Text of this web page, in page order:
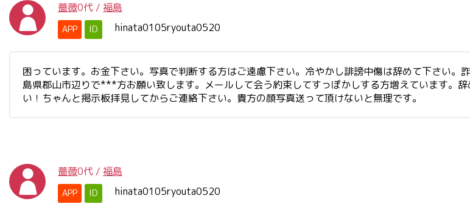
薔薇0代 / 福島
APP ID hinata0105ryouta0520
困っています。お金下さい。写真で判断する方はご遠慮下さい。冷やかし誹謗中傷は辞めて下さい
島県郡山市辺りで***方お願い致します。メールして会う約束してすっぽかしする方増えています。
い！ちゃんと掲示板拝見してからご連絡下さい。貴方の顔写真送って頂けないと無理です。
薔薇0代 / 福島
APP ID hinata0105ryouta0520